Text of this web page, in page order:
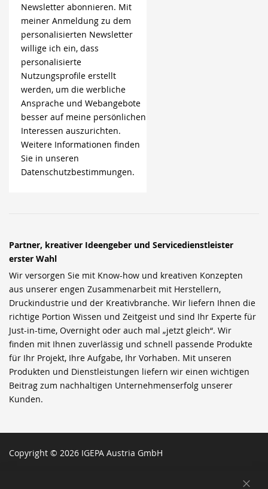
Newsletter abonnieren. Mit
meiner Anmeldung zu dem
personalisierten Newsletter
willige ich ein, dass
personalisierte
Nutzungsprofile erstellt
werden, um die werbliche
Ansprache und Webangebote
besser auf meine persönlichen
Interessen auszurichten.
Weitere Informationen finden
Sie in unseren
Datenschutzbestimmungen.
Partner, kreativer Ideengeber und Servicedienstleister
erster Wahl
Wir versorgen Sie mit Know-how und kreativen Konzepten
aus unserer engen Zusammenarbeit mit Herstellern,
Druckindustrie und der Kreativbranche. Wir liefern Ihnen die
richtige Portion Wissen und Zeitgeist und sind Ihr Experte für
Just-in-time, Overnight oder auch mal „jetzt gleich“. Wir
finden mit Ihnen zuverlässig und schnell passende Produkte
für Ihr Projekt, Ihre Aufgabe, Ihr Vorhaben. Mit unseren
Produkten und Dienstleistungen liefern wir einen wichtigen
Beitrag zum nachhaltigen Unternehmenserfolg unserer
Kunden.
Copyright © 2026 IGEPA Austria GmbH